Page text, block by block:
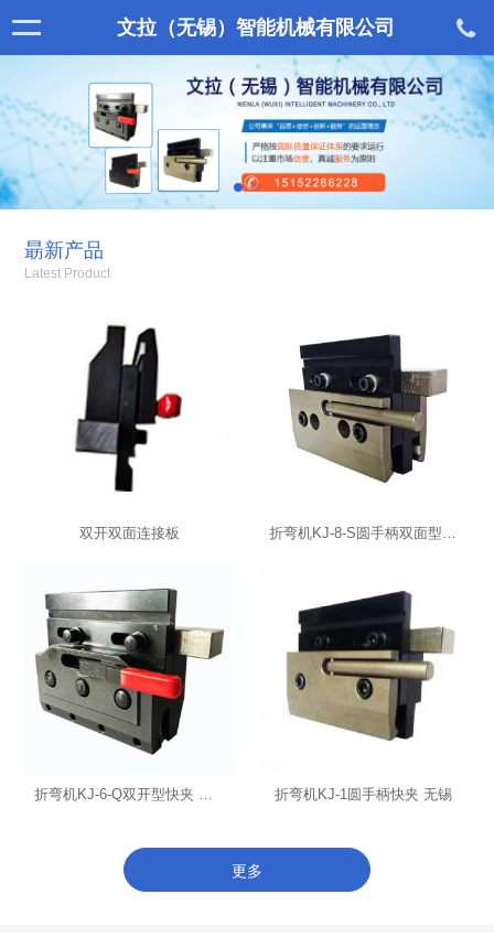
文拉（无锡）智能机械有限公司
朂新产品
Latest Product
双开双面连接板
折弯机KJ-6-Q双开型快夹 价格优惠 折弯机KJ-1圆手柄快夹 无锡
更多